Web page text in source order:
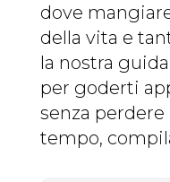
dove
della vita e
la nostra
per goderti
senza
tempo,